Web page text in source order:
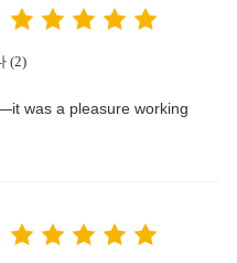
(2)
was a pleasure working